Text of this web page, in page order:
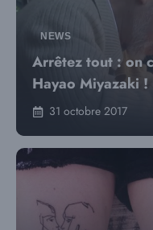
NEWS
Arrêtez tout : on
Hayao Miyazaki !
31 octobre 2017